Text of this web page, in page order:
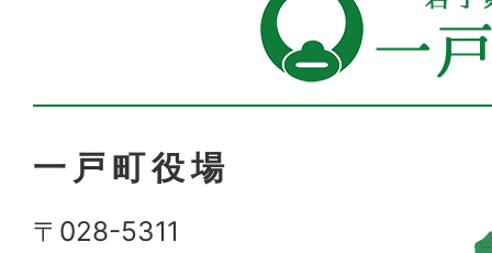
一戸町役場
〒028-5311